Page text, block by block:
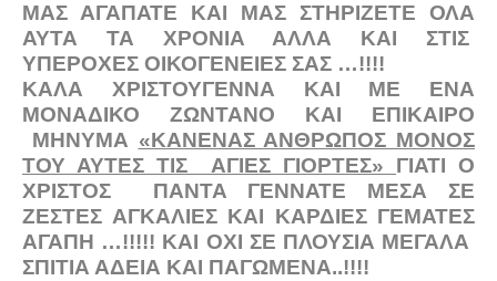
ΜΑΣ ΑΓΑΠΑΤΕ ΚΑΙ ΜΑΣ ΣΤΗΡΙΖΕΤΕ ΟΛΑ
ΑΥΤΑ ΤΑ ΧΡΟΝΙΑ ΑΛΛΑ ΚΑΙ ΣΤΙΣ
ΥΠΕΡΟΧΕΣ ΟΙΚΟΓΕΝΕΙΕΣ ΣΑΣ …!!!!
ΚΑΛΑ ΧΡΙΣΤΟΥΓΕΝΝΑ ΚΑΙ ΜΕ ΕΝΑ
ΜΟΝΑΔΙΚΟ ΖΩΝΤΑΝΟ ΚΑΙ ΕΠΙΚΑΙΡΟ
ΜΗΝΥΜΑ «ΚΑΝΕΝΑΣ ΑΝΘΡΩΠΟΣ ΜΟΝΟΣ
ΤΟΥ ΑΥΤΕΣ ΤΙΣ ΑΓΙΕΣ ΓΙΟΡΤΕΣ» ΓΙΑΤΙ Ο
ΧΡΙΣΤΟΣ ΠΑΝΤΑ ΓΕΝΝΑΤΕ ΜΕΣΑ ΣΕ
ΖΕΣΤΕΣ ΑΓΚΑΛΙΕΣ ΚΑΙ ΚΑΡΔΙΕΣ ΓΕΜΑΤΕΣ
ΑΓΑΠΗ …!!!!! ΚΑΙ ΟΧΙ ΣΕ ΠΛΟΥΣΙΑ ΜΕΓΑΛΑ
ΣΠΙΤΙΑ ΑΔΕΙΑ ΚΑΙ ΠΑΓΩΜΕΝΑ..!!!!